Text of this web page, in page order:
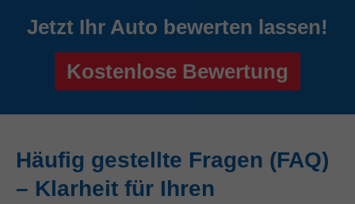
Jetzt Ihr Auto bewerten lassen!
Kostenlose Bewertung
Häufig gestellte Fragen (FAQ)
– Klarheit für Ihren